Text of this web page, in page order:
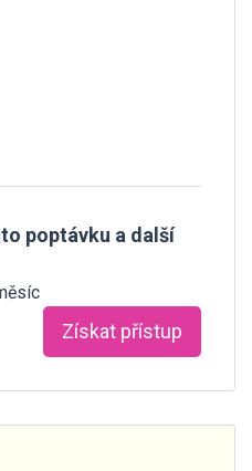
poptávku a další
Získat přístup